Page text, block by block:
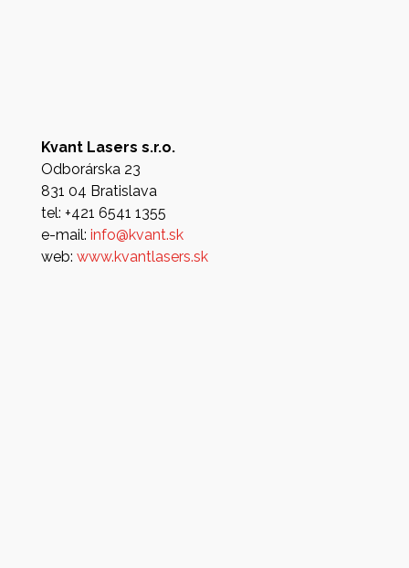
Kvant Lasers s.r.o.
Odborárska 23
831 04 Bratislava
tel: +421 6541 1355
e-mail: info@kvant.sk
web: www.kvantlasers.sk